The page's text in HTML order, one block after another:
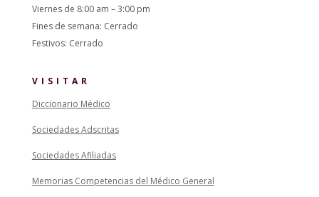
Viernes de 8:00 am – 3:00 pm
Fines de semana: Cerrado
Festivos: Cerrado
VISITAR
Diccionario Médico
Sociedades Adscritas
Sociedades Afiliadas
Memorias Competencias del Médico General